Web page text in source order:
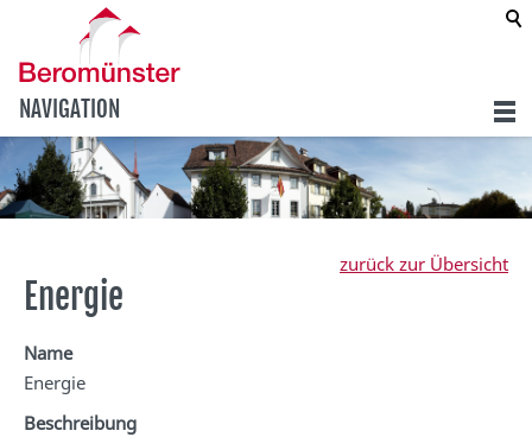
NAVIGATION
zurück zur Übersicht
Energie
Name
Energie
Beschreibung